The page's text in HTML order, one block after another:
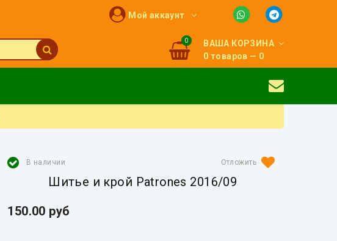
Мой аккаунт
0
ВАША КОРЗИНА
0 товаров — 0
В наличии
Шитье и крой Patrones 2016/09
150.00 руб